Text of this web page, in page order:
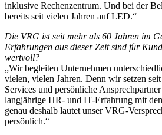
inklusive Rechenzentrum. Und bei der
bereits seit vielen Jahren auf LED.“
Die VRG ist seit mehr als 60 Jahren im
Erfahrungen aus dieser Zeit sind für
wertvoll?
„Wir begleiten Unternehmen
vielen, vielen Jahren. Denn wir setzen
Services und persönliche
langjährige HR- und IT-Erfahrung mit
genau deshalb lautet unser VRG-
persönlich.“